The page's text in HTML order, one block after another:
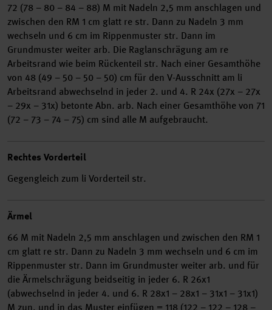
72 (78 – 80 – 84 – 88) M mit Nadeln 2,5 mm anschlagen und
zwischen den RM 1 cm glatt re str. Dann zu Nadeln 3 mm
wechseln und 6 cm im Rippenmuster str. Dann im
Grundmuster weiter arb. Die Raglanschrägung am re
Arbeitsrand wie beim Rückenteil str. Nach einer Gesamthöhe
von 48 (49 – 50 – 50 – 50) cm für den V-Ausschnitt am li
Arbeitsrand abwechselnd in jeder 2. und 4. R 24x (27x – 27x
– 29x – 31x) betonte Abn. arb. Nach einer Gesamthöhe von 71
(72 – 73 – 74 – 75) cm sind alle M aufgebraucht.
Rechtes Vorderteil
Gegengleich zum li Vorderteil str.
Ärmel
66 M mit Nadeln 2,5 mm anschlagen und zwischen den RM 1
cm glatt re str. Dann zu Nadeln 3 mm wechseln und 6 cm im
Rippenmuster str. Dann im Grundmuster weiter arb. und für
die Ärmelschrägung beidseitig in jeder 6. R 26x1
(abwechselnd in jeder 4. und 6. R 28x1 – 28x1 – 31x1 – 31x1)
M zun. und in das Muster einfügen = 118 (122 – 122 – 128 –